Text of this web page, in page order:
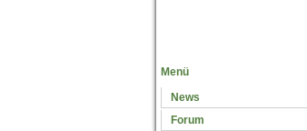
Menü
News
Forum